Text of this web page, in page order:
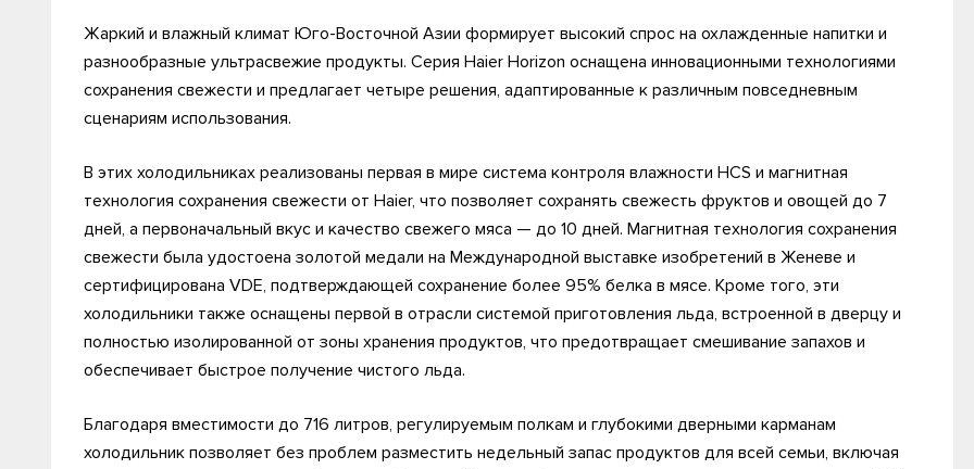
Жаркий и влажный климат Юго-Восточной Азии формирует высокий спрос на охлажденные напитки и
разнообразные ультрасвежие продукты. Серия Haier Horizon оснащена инновационными технологиями
сохранения свежести и предлагает четыре решения, адаптированные к различным повседневным
сценариям использования.
В этих холодильниках реализованы первая в мире система контроля влажности HCS и магнитная
технология сохранения свежести от Haier, что позволяет сохранять свежесть фруктов и овощей до 7
дней, а первоначальный вкус и качество свежего мяса — до 10 дней. Магнитная технология сохранения
свежести была удостоена золотой медали на Международной выставке изобретений в Женеве и
сертифицирована VDE, подтверждающей сохранение более 95% белка в мясе. Кроме того, эти
холодильники также оснащены первой в отрасли системой приготовления льда, встроенной в дверцу и
полностью изолированной от зоны хранения продуктов, что предотвращает смешивание запахов и
обеспечивает быстрое получение чистого льда.
Благодаря вместимости до 716 литров, регулируемым полкам и глубокими дверными карманам
холодильник позволяет без проблем разместить недельный запас продуктов для всей семьи, включая